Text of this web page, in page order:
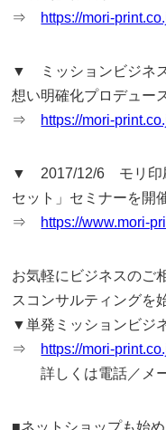
⇒ https://mori-
▼ ミッションビジネ
想い明確化プロデュー
⇒ https://mori-
▼ 2017/12/6 モリ印
セット」セミナーを開
⇒ https://www.mori-
お気軽にビジネスのご
スコンサルティングを
▼単発ミッションビジ
⇒ https://mori-
詳しくは電話／メー
■ネットショップも始め